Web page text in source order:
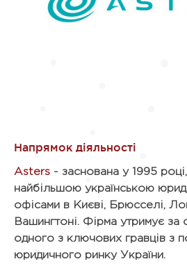
Asters - заснована у 1995
найбільшою українською
офісами в Києві, Брюсселі,
Вашингтоні. Фірма утримує за
одного з ключових гравців з
юридичного ринку України.